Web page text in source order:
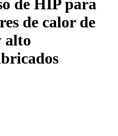
de HIP para
de calor de
alto